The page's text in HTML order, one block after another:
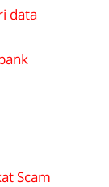
data
Scam